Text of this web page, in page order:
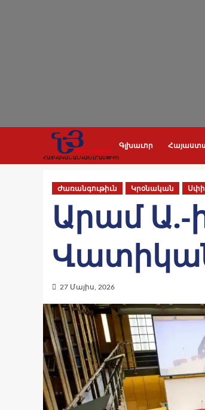
ՀԱՅԿԱԿԱՆ ԱՆԿԱԽ ԼՐԱՍՓԻՒՌ
Գլխաւոր
Ժառանգութիւն Կրօնական
Արամ Ա.-
27 Մայիս, 2026